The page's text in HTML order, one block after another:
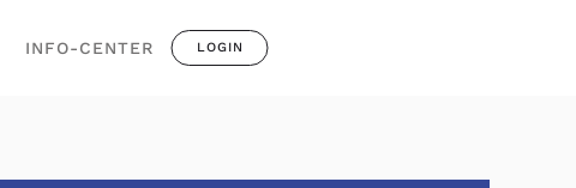
INFO-CENTER LOGIN